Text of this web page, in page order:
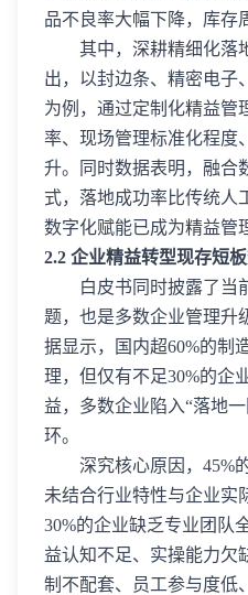
品不良率大幅下降，库存
其中，深耕精细化落
出，以封边条、精密电子
为例，通过定制化精益管
率、现场管理标准化程度
升。同时数据表明，融合
式，落地成功率比传统人
数字化赋能已成为精益管
2.2 企业精益转型现存短
白皮书同时披露了当
题，也是多数企业管理升
据显示，国内超60%的制
理，但仅有不足30%的企
益，多数企业陷入“落地
环。
深究核心原因，45%
未结合行业特性与企业实
30%的企业缺乏专业团队
益认知不足、实操能力欠
制不配套、员工参与度低